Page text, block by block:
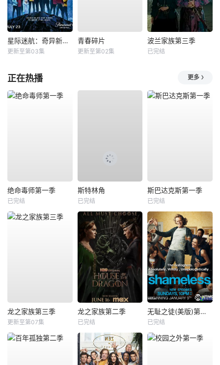
星际迷航：奇异新世界第四季
更新至第03集
青春碎片
更新至第02集
波兰家族第三季
已完结
正在热播 更多
绝命毒师第一季
已完结
斯特林角
已完结
斯巴达克斯第一季
已完结
龙之家族第三季
更新至第07集
龙之家族第二季
已完结
无耻之徒(美版)第一季
已完结